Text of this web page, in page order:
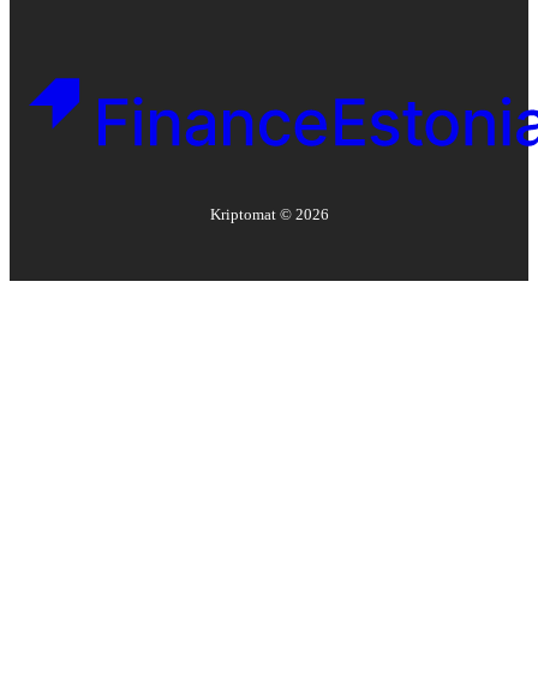
Kriptomat © 2026